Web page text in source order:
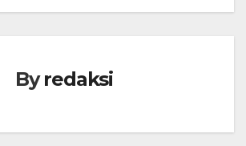
Byredaksi